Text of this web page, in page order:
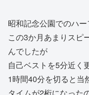
昭和記念公園でのハー
この3か月あまりスピ
んでしたが
自己ベストを5分近く
1時間40分を切ると当